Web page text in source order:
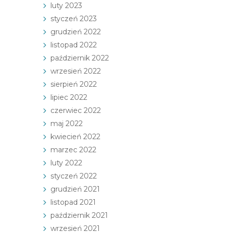
luty 2023
styczeń 2023
grudzień 2022
listopad 2022
październik 2022
wrzesień 2022
sierpień 2022
lipiec 2022
czerwiec 2022
maj 2022
kwiecień 2022
marzec 2022
luty 2022
styczeń 2022
grudzień 2021
listopad 2021
październik 2021
wrzesień 2021